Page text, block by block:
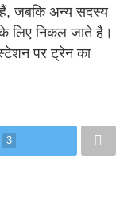
जबकि अन्य सदस्य
लिए निकल जाते है।
पर ट्रेन का
3